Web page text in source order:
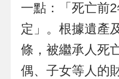
一點：「死亡前
定」。根據遺產
條，被繼承人死
偶、子女等人的